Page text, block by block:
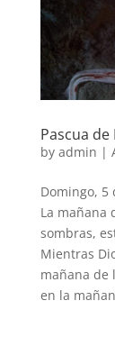
Pascua
by admin |
Domingo, 5
La mañana
sombras,
Mientras
mañana de
en la